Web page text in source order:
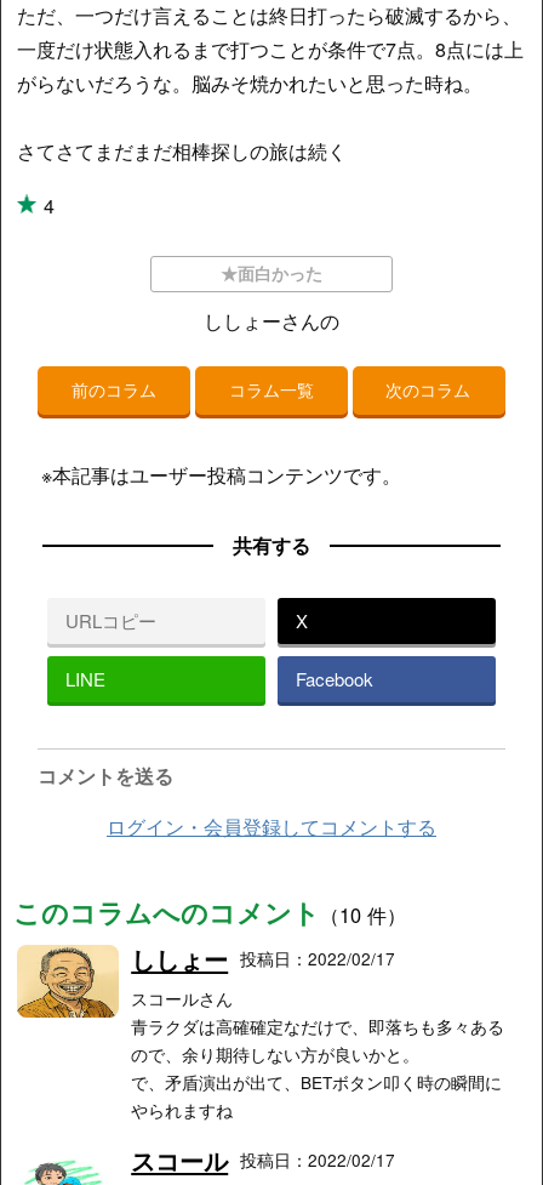
ただ、一つだけ言えることは終日打ったら破滅するから、
一度だけ状態入れるまで打つことが条件で7点。8点には上
がらないだろうな。脳みそ焼かれたいと思った時ね。
さてさてまだまだ相棒探しの旅は続く
4
★面白かった
ししょーさんの
前のコラム コラム一覧 次のコラム
※本記事はユーザー投稿コンテンツです。
共有する
URLコピー X
LINE Facebook
コメントを送る
ログイン・会員登録してコメントする
このコラムへのコメント （10 件）
ししょー 投稿日：2022/02/17
スコールさん
青ラクダは高確確定なだけで、即落ちも多々ある
ので、余り期待しない方が良いかと。
で、矛盾演出が出て、BETボタン叩く時の瞬間に
やられますね
スコール 投稿日：2022/02/17